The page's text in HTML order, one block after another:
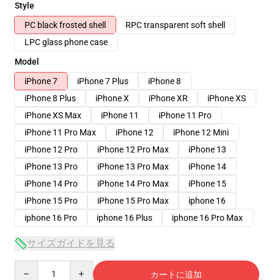
Style
PC black frosted shell
RPC transparent soft shell
LPC glass phone case
Model
iPhone 7
iPhone 7 Plus
iPhone 8
iPhone 8 Plus
iPhone X iPhone XR
iPhone XS
iPhone XS Max
iPhone 11
iPhone 11 Pro
iPhone 11 Pro Max
iPhone 12
iPhone 12 Mini
iPhone 12 Pro
iPhone 12 Pro Max
iPhone 13
iPhone 13 Pro
iPhone 13 Pro Max
iPhone 14
iPhone 14 Pro
iPhone 14 Pro Max
iPhone 15
iPhone 15 Pro
iPhone 15 Pro Max
iphone 16
iphone 16 Pro
iphone 16 Plus iphone 16 Pro Max
サイズガイドを見る
カートに追加